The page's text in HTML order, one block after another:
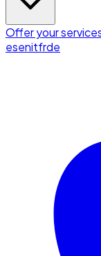
Offer your
esenitfrde